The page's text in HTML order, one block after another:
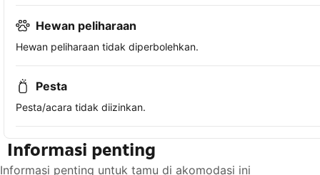
Hewan peliharaan
Hewan peliharaan tidak diperbolehkan.
Pesta
Pesta/acara tidak diizinkan.
Informasi penting
Informasi penting untuk tamu di akomodasi ini